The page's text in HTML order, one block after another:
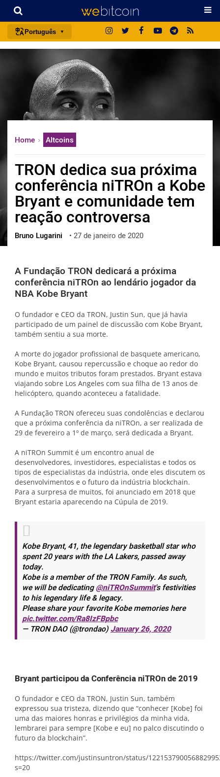
Português
english
español
français
italiano
日本語
русский
한국어
العربية
ไทย
ქართული
vietnamese
Home Altcoins
TRON dedica sua próxima
conferência niTROn a Kobe
Bryant e comunidade tem
reação controversa
Bruno Lugarini • 27 de janeiro de 2020
A Fundação TRON dedicará a próxima
conferência niTROn ao lendário jogador da
NBA Kobe Bryant
O fundador e CEO da TRON, Justin Sun, que já havia
participado de um painel de discussão com Kobe Bryant,
também sentiu a sua morte.
A morte do jogador profissional de basquete americano,
Kobe Bryant, causou repercussão e choque ao redor do
mundo e muitos tributos foram prestados. Bryant estava
viajando sobre Los Angeles com sua filha de 13 anos de
helicóptero, quando aconteceu a fatalidade.
A Fundação TRON ofereceu suas condolências e declarou
que a próxima conferência da niTROn, a ser realizada de
29 de fevereiro a 1º de março, será dedicada a Bryant.
A niTROn Summit é um encontro anual de
desenvolvedores, investidores, especialistas e todos os
tipos de especialistas da indústria, onde eles discutem os
desenvolvimentos e o futuro da indústria blockchain.
Para a surpresa de muitos, foi anunciado em 2018 que
Bryant estaria aparecendo na Cúpula de 2019.
Kobe Bryant, 41, the legendary basketball star who
spent 20 years with the LA Lakers, passed away
today.
Kobe is a member of the TRON Family. As such,
we will be dedicating@niTROnSummit's festivities
to his legendary life & legacy.
Please share your favorite Kobe memories here
pic.twitter.com/Ra8IzFBpbc
— TRON DAO (@trondao)January 26, 2020
Bryant participou da Conferência niTROn de 2019
O fundador e CEO da TRON, Justin Sun, também
expressou sua tristeza, dizendo que “conhecer [Kobe] foi
uma das maiores honras e privilégios da minha vida,
lembrarei para sempre [Kobe e eu] no palco discutindo o
futuro da blockchain”.
https://twitter.com/justinsuntron/status/
s=20